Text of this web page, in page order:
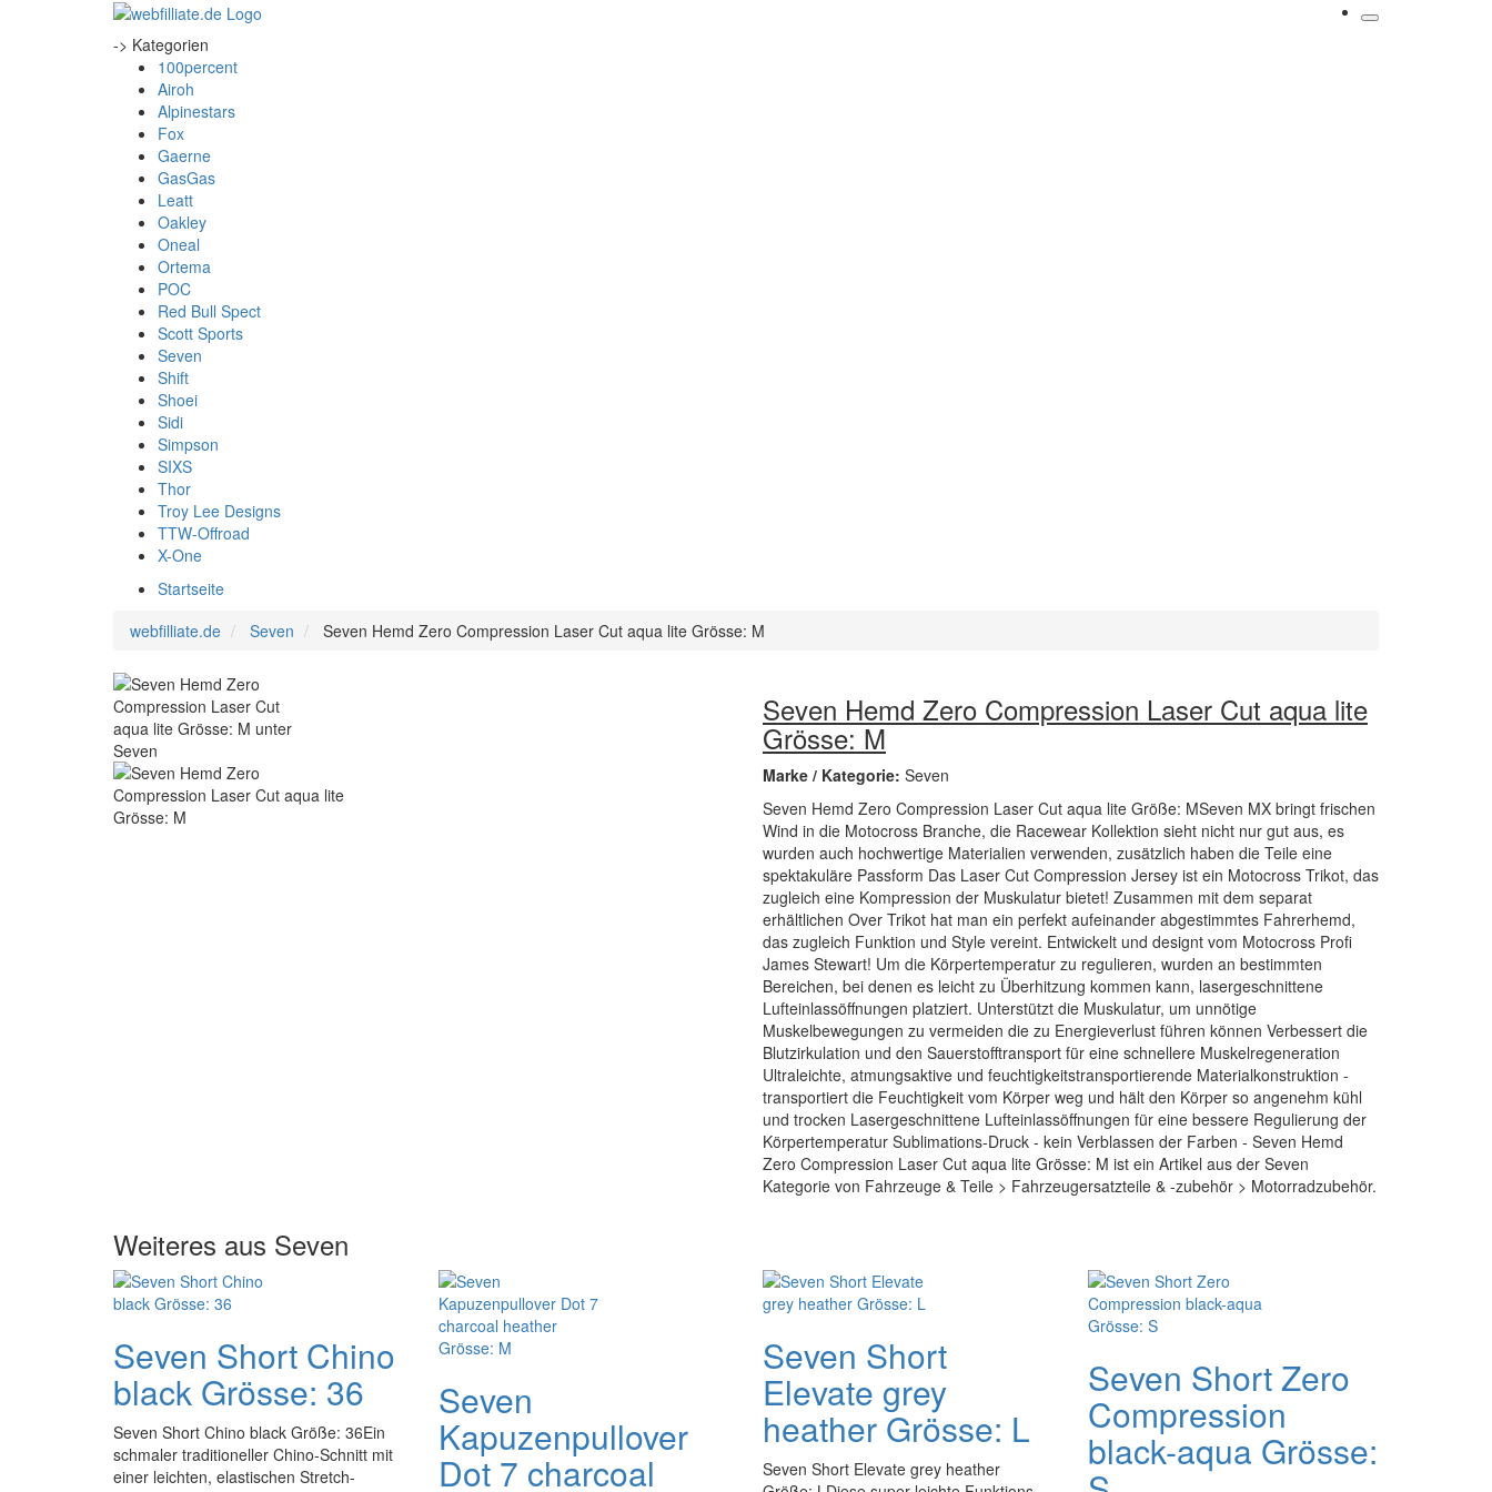
-> Kategorien
100percent
Airoh
Alpinestars
Fox
Gaerne
GasGas
Leatt
Oakley
Oneal
Ortema
POC
Red Bull Spect
Scott Sports
Seven
Shift
Shoei
Sidi
Simpson
SIXS
Thor
Troy Lee Designs
TTW-Offroad
X-One
Startseite
webfilliate.de
Seven Seven Hemd Zero Compression Laser Cut aqua lite Grösse: M
Seven Hemd Zero Compression Laser Cut aqua lite
Grösse: M
Marke / Kategorie: Seven
Seven Hemd Zero Compression Laser Cut aqua lite Größe: MSeven MX bringt frischen
Wind in die Motocross Branche, die Racewear Kollektion sieht nicht nur gut aus, es
wurden auch hochwertige Materialien verwenden, zusätzlich haben die Teile eine
spektakuläre Passform Das Laser Cut Compression Jersey ist ein Motocross Trikot, das
zugleich eine Kompression der Muskulatur bietet! Zusammen mit dem separat
erhältlichen Over Trikot hat man ein perfekt aufeinander abgestimmtes Fahrerhemd,
das zugleich Funktion und Style vereint. Entwickelt und designt vom Motocross Profi
James Stewart! Um die Körpertemperatur zu regulieren, wurden an bestimmten
Bereichen, bei denen es leicht zu Überhitzung kommen kann, lasergeschnittene
Lufteinlassöffnungen platziert. Unterstützt die Muskulatur, um unnötige
Muskelbewegungen zu vermeiden die zu Energieverlust führen können Verbessert die
Blutzirkulation und den Sauerstofftransport für eine schnellere Muskelregeneration
Ultraleichte, atmungsaktive und feuchtigkeitstransportierende Materialkonstruktion -
transportiert die Feuchtigkeit vom Körper weg und hält den Körper so angenehm kühl
und trocken Lasergeschnittene Lufteinlassöffnungen für eine bessere Regulierung der
Körpertemperatur Sublimations-Druck - kein Verblassen der Farben - Seven Hemd
Zero Compression Laser Cut aqua lite Grösse: M ist ein Artikel aus der Seven
Kategorie von Fahrzeuge & Teile > Fahrzeugersatzteile & -zubehör > Motorradzubehör.
Weiteres aus Seven
Seven Short Chino
black Grösse: 36
Seven Short Chino black Größe: 36Ein
schmaler traditioneller Chino-Schnitt mit
einer leichten, elastischen Stretch-
Seven
Kapuzenpullover
Dot 7 charcoal
Seven Short
Elevate grey
heather Grösse: L
Seven Short Elevate grey heather
Seven Short Zero
Compression
black-aqua Grösse: